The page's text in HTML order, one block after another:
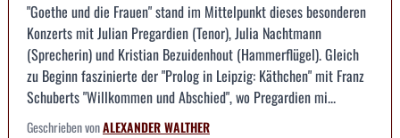
"Goethe und die Frauen" stand im Mittelpunkt dieses besonderen
Konzerts mit Julian Pregardien (Tenor), Julia Nachtmann
(Sprecherin) und Kristian Bezuidenhout (Hammerflügel). Gleich
zu Beginn faszinierte der "Prolog in Leipzig: Käthchen" mit Franz
Schuberts "Willkommen und Abschied", wo Pregardien mi...
Geschrieben vonALEXANDER WALTHER